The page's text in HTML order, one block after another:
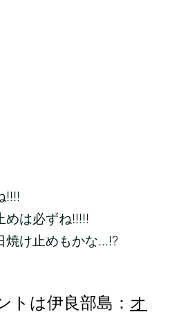
!!!!
は必ずね!!!!!
け止めもかな...!?
トは伊良部島： オ